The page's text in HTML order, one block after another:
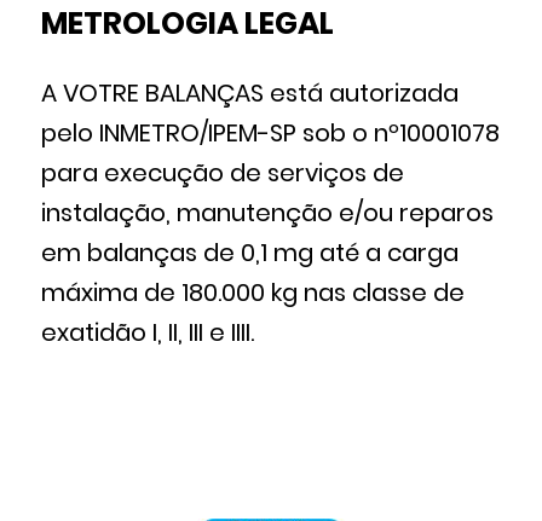
METROLOGIA LEGAL
A VOTRE BALANÇAS está autorizada
pelo INMETRO/IPEM-SP sob o nº10001078
para execução de serviços de
instalação, manutenção e/ou reparos
em balanças de 0,1 mg até a carga
máxima de 180.000 kg nas classe de
exatidão I, II, III e IIII.